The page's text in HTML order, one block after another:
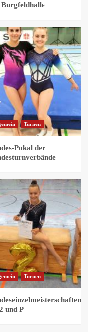
Burgfeldhalle
Turnen
Pokal der
Turnen
und P